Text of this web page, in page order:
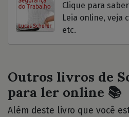
Clique para
Leia online, veja
etc.
Outros livros de
para ler online 📚
Além deste livro que você